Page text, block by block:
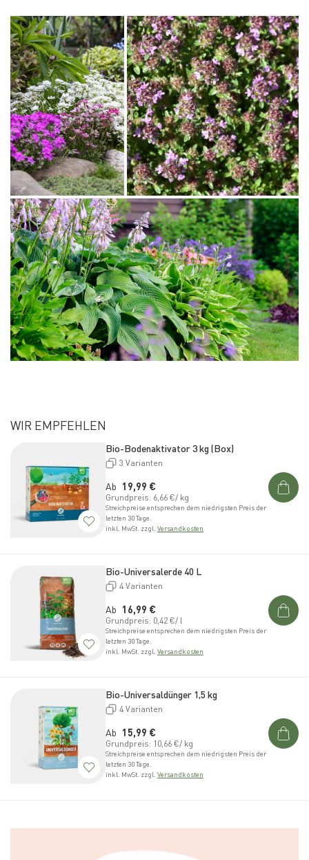
WIR EMPFEHLEN
Bio-Bodenaktivator 3 kg (Box)
3 Varianten
Ab Normaler Preis
19,99 €
Grundpreis: 6,66 €/ kg
Streichpreise entsprechen dem niedrigsten Preis der
letzten 30 Tage.
inkl. MwSt. zzgl. Versandkosten
Bio-Universalerde 40 L
4 Varianten
Ab Normaler Preis
16,99 €
Grundpreis: 0,42 €/ l
Streichpreise entsprechen dem niedrigsten Preis der
letzten 30 Tage.
inkl. MwSt. zzgl. Versandkosten
Bio-Universaldünger 1,5 kg
4 Varianten
Ab Normaler Preis
15,99 €
Grundpreis: 10,66 €/ kg
Streichpreise entsprechen dem niedrigsten Preis der
letzten 30 Tage.
inkl. MwSt. zzgl. Versandkosten